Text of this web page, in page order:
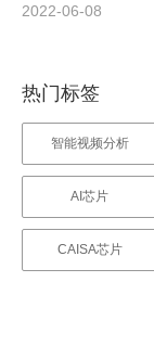
2022-06-08
热门标签
智能视频分析
AI芯片
CAISA芯片